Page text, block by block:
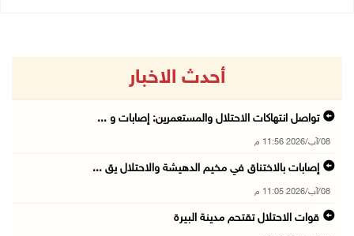
أحدث الاخبار
تواصل انتهاكات الاحتلال والمستعمرين: إصابات و ...
08/آب/2026 11:56 م
إصابات بالاختناق في مخيم الدهيشة والاحتلال يق ...
08/آب/2026 11:05 م
قوات الاحتلال تقتحم مدينة البيرة